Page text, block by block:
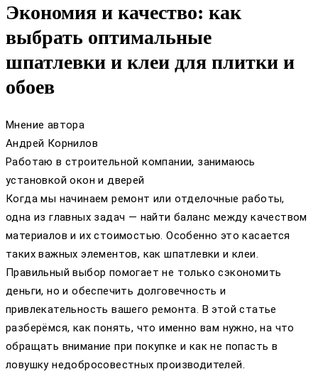
Экономия и качество: как
выбрать оптимальные
шпатлевки и клеи для плитки и
обоев
Мнение автора
Андрей Корнилов
Работаю в строительной компании, занимаюсь
установкой окон и дверей
Когда мы начинаем ремонт или отделочные работы,
одна из главных задач — найти баланс между качеством
материалов и их стоимостью. Особенно это касается
таких важных элементов, как шпатлевки и клеи.
Правильный выбор помогает не только сэкономить
деньги, но и обеспечить долговечность и
привлекательность вашего ремонта. В этой статье
разберёмся, как понять, что именно вам нужно, на что
обращать внимание при покупке и как не попасть в
ловушку недобросовестных производителей.